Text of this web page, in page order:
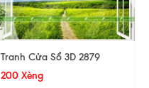
Tranh Cửa Sổ 3D 2879
200 Xèng